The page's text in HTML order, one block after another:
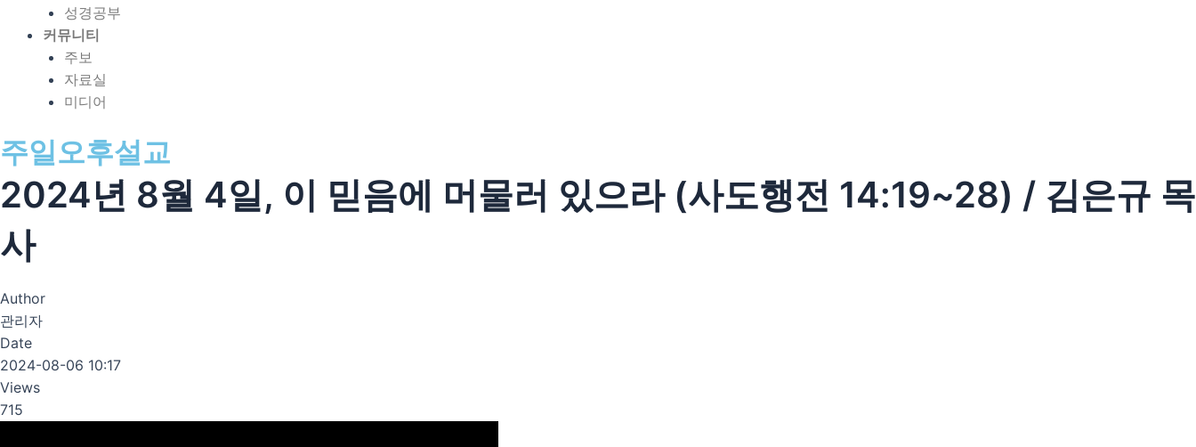
성경공부
커뮤니티
주보
자료실
미디어
주일오후설교
2024년 8월 4일, 이 믿음에 머물러 있으라 (사도행전 14:19~28) / 김은규 목
사
Author
관리자
Date
2024-08-06 10:17
Views
715